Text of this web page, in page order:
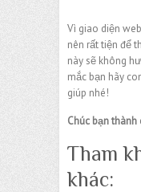
Vì giao diện
nên rất tiện để
này sẽ không
mắc bạn hãy
giúp nhé!
Chúc bạn thành
Tham
khác: